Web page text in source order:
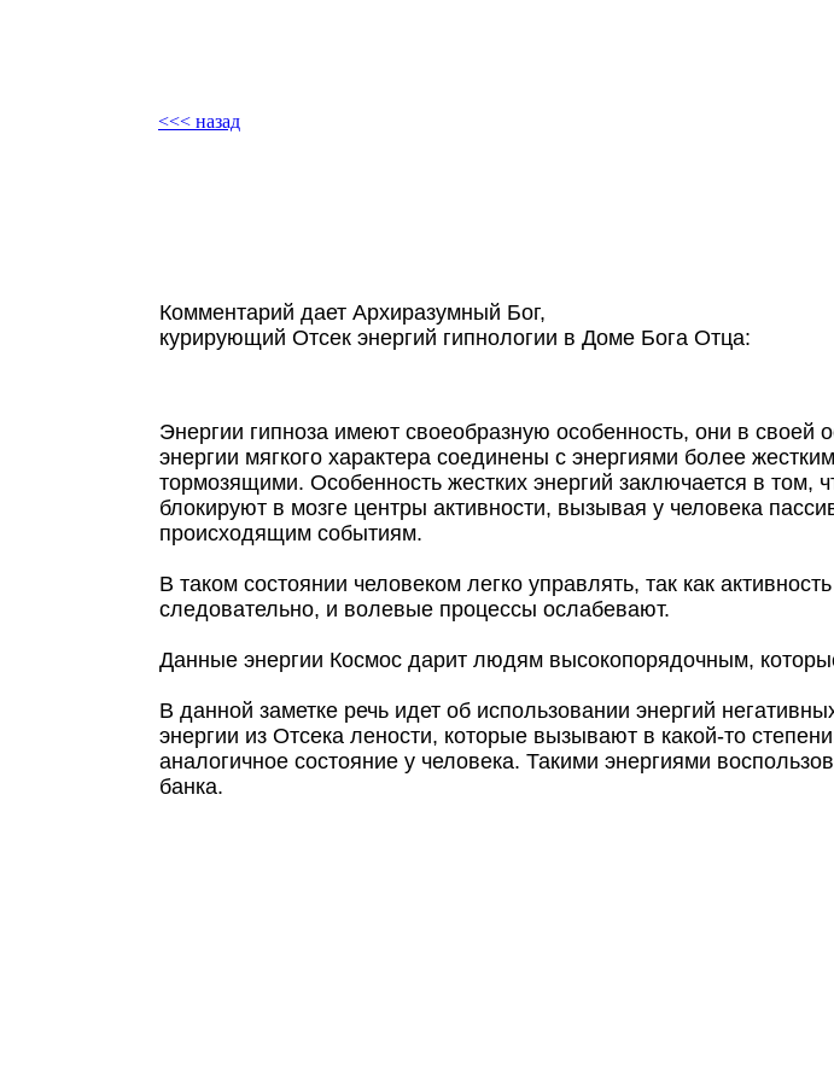
<<< назад
Комментарий дает Архиразумный Бог,
курирующий Отсек энергий гипнологии в Доме Бога Отца:
Энергии гипноза имеют своеобразную особенность, они в своей
энергии мягкого характера соединены с энергиями более
тормозящими. Особенность жестких энергий заключается в том,
блокируют в мозге центры активности, вызывая у человека
происходящим событиям.
В таком состоянии человеком легко управлять, так как
следовательно, и волевые процессы ослабевают.
Данные энергии Космос дарит людям высокопорядочным,
В данной заметке речь идет об использовании энергий
энергии из Отсека лености, которые вызывают в какой-то
аналогичное состояние у человека. Такими энергиями
банка.